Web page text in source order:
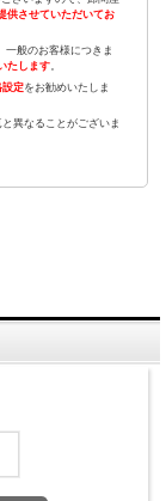
供させていただいてお
一般のお客様につきま
たします。
設定をお勧めいたしま
異なることがございま